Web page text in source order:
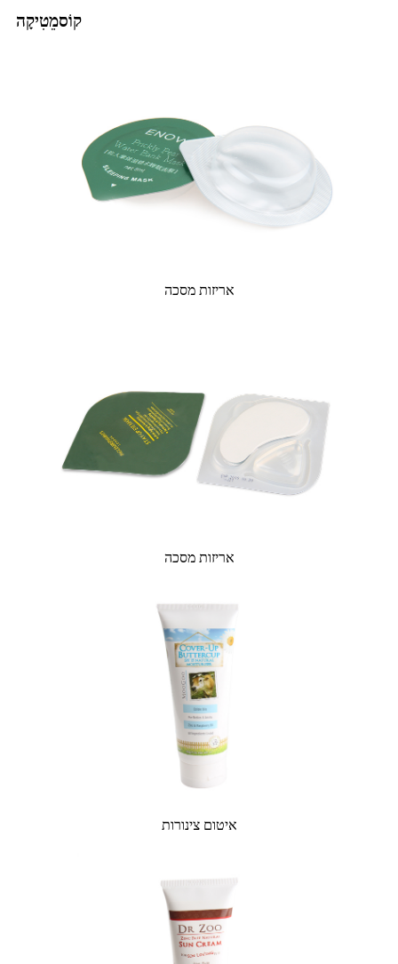
קוֹסמֵטִיקָה
אריזות מסכה
אריזות מסכה
איטום צינורות